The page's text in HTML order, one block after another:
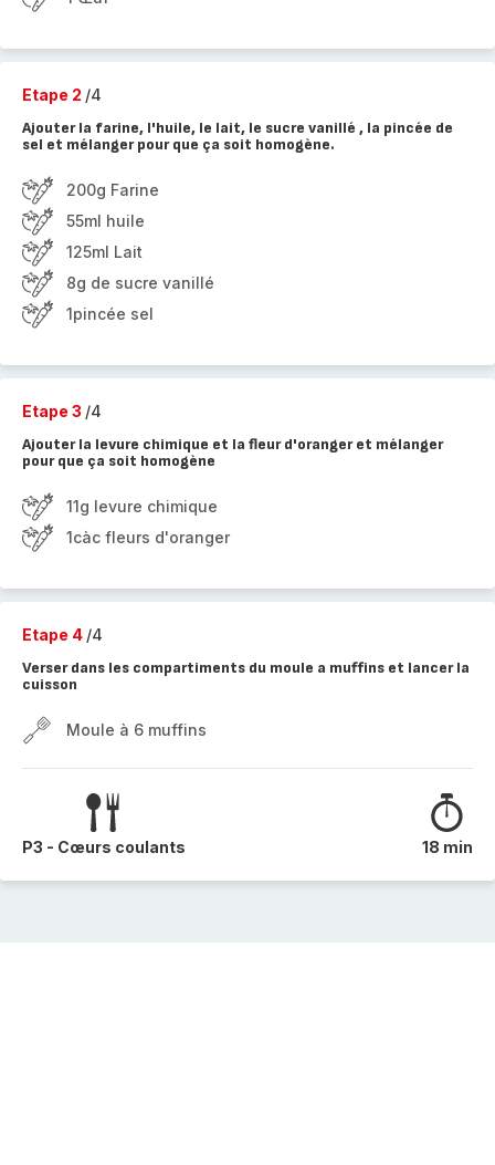
Etape 2 /4
Ajouter la farine, l'huile, le lait, le sucre vanillé , la pincée de
sel et mélanger pour que ça soit homogène.
200g Farine
55ml huile
125ml Lait
8g de sucre vanillé
1pincée sel
Etape 3 /4
Ajouter la levure chimique et la fleur d'oranger et mélanger
pour que ça soit homogène
11g levure chimique
1càc fleurs d'oranger
Etape 4 /4
Verser dans les compartiments du moule a muffins et lancer la
cuisson
Moule à 6 muffins
P3 - Cœurs coulants 18 min